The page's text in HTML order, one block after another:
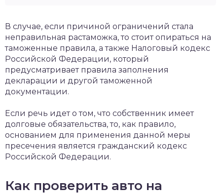
В случае, если причиной ограничений стала
неправильная растаможка, то стоит опираться на
таможенные правила, а также Налоговый кодекс
Российской Федерации, который
предусматривает правила заполнения
декларации и другой таможенной
документации.
Если речь идет о том, что собственник имеет
долговые обязательства, то, как правило,
основанием для применения данной меры
пресечения является гражданский кодекс
Российской Федерации.
Как проверить авто на